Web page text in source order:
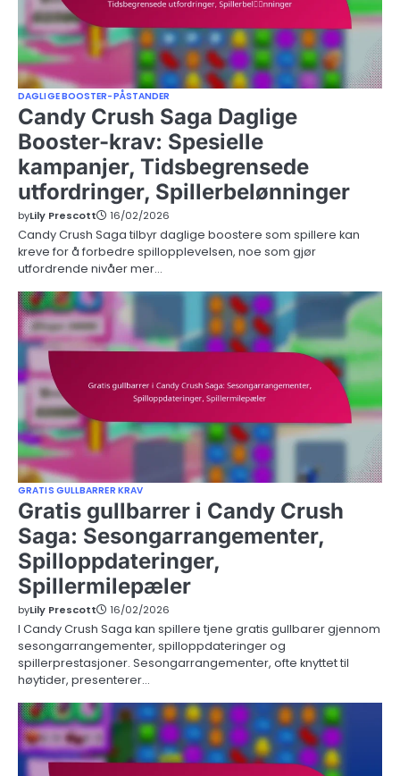
DAGLIGE BOOSTER-PÅSTANDER
Candy Crush Saga Daglige
Booster-krav: Spesielle
kampanjer, Tidsbegrensede
utfordringer, Spillerbelønninger
byLily Prescott 16/02/2026
Candy Crush Saga tilbyr daglige boostere som spillere kan
kreve for å forbedre spillopplevelsen, noe som gjør
utfordrende nivåer mer…
GRATIS GULLBARRER KRAV
Gratis gullbarrer i Candy Crush
Saga: Sesongarrangementer,
Spilloppdateringer,
Spillermilepæler
byLily Prescott 16/02/2026
I Candy Crush Saga kan spillere tjene gratis gullbarer gjennom
sesongarrangementer, spilloppdateringer og
spillerprestasjoner. Sesongarrangementer, ofte knyttet til
høytider, presenterer…